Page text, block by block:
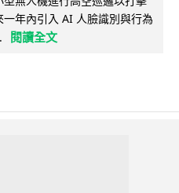
年內引入 AI 人臉識別與行為
閱讀全文